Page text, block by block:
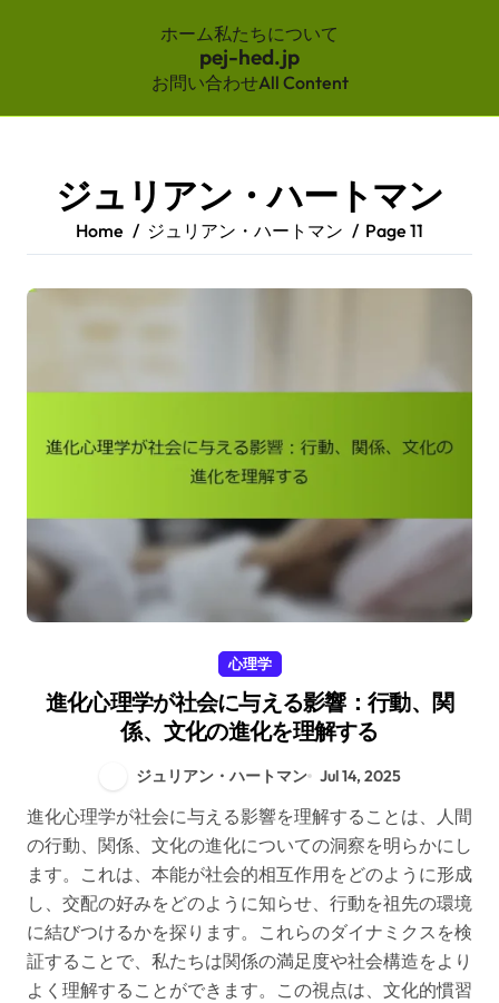
ホーム私たちについて
pej-hed.jp
お問い合わせAll Content
ジュリアン・ハートマン
Home ジュリアン・ハートマン Page 11
心理学
進化心理学が社会に与える影響：行動、関
係、文化の進化を理解する
ジュリアン・ハートマン Jul 14, 2025
進化心理学が社会に与える影響を理解することは、人間
の行動、関係、文化の進化についての洞察を明らかにし
ます。これは、本能が社会的相互作用をどのように形成
し、交配の好みをどのように知らせ、行動を祖先の環境
に結びつけるかを探ります。これらのダイナミクスを検
証することで、私たちは関係の満足度や社会構造をより
よく理解することができます。この視点は、文化的慣習